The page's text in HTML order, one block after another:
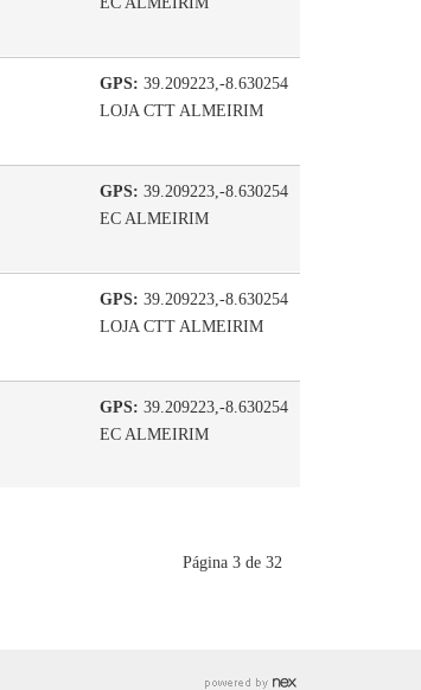
GPS: 39.209223,-8.630254
LOJA CTT ALMEIRIM
GPS: 39.209223,-8.630254
EC ALMEIRIM
GPS: 39.209223,-8.630254
LOJA CTT ALMEIRIM
GPS: 39.209223,-8.630254
EC ALMEIRIM
Página 3 de 32